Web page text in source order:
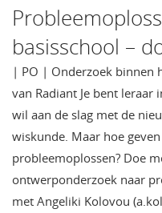
basisschool –
| PO | Onderzoek binnen
van Radiant Je bent leraar
wil aan de slag met de
wiskunde. Maar hoe
probleemoplossen? Doe
ontwerponderzoek naar
met Angeliki Kolovou